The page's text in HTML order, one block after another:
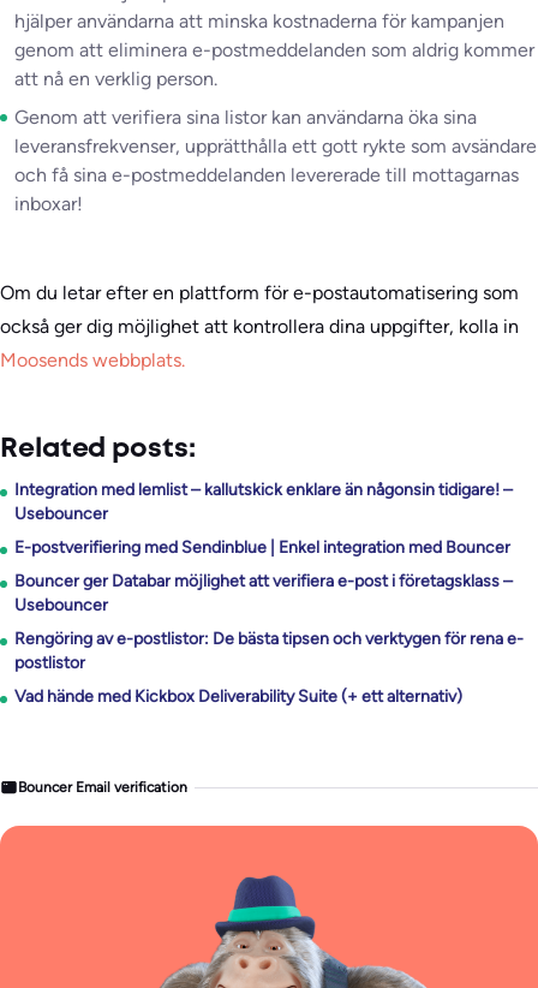
hjälper användarna att minska kostnaderna för kampanjen
genom att eliminera e-postmeddelanden som aldrig kommer
att nå en verklig person.
Genom att verifiera sina listor kan användarna öka sina
leveransfrekvenser, upprätthålla ett gott rykte som avsändare
och få sina e-postmeddelanden levererade till mottagarnas
inboxar!
Om du letar efter en plattform för e-postautomatisering som
också ger dig möjlighet att kontrollera dina uppgifter, kolla in
Moosends webbplats.
Related posts:
Integration med lemlist – kallutskick enklare än någonsin tidigare! –
Usebouncer
E-postverifiering med Sendinblue | Enkel integration med Bouncer
Bouncer ger Databar möjlighet att verifiera e-post i företagsklass –
Usebouncer
Rengöring av e-postlistor: De bästa tipsen och verktygen för rena e-
postlistor
Vad hände med Kickbox Deliverability Suite (+ ett alternativ)
Bouncer Email verification